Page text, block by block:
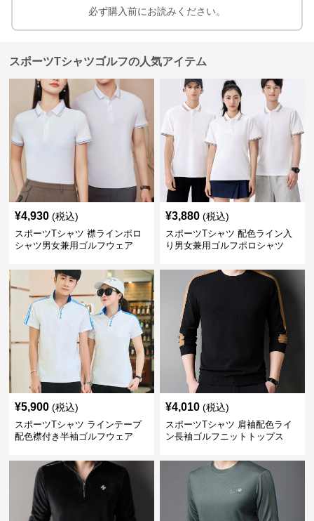
必ず購入前にお読みください。
スポーツTシャツゴルフの人気アイテム
¥4,930 (税込)
スポーツTシャツ 襟ラインポロ
シャツ男女兼用ゴルフウェア
¥3,880 (税込)
スポーツTシャツ 配色ライン入
り男女兼用ゴルフポロシャツ
¥5,900 (税込)
スポーツTシャツ ラインテープ
配色襟付き半袖ゴルフウェア
¥4,010 (税込)
スポーツTシャツ 肩袖配色ライ
ン長袖ゴルフニットトップス